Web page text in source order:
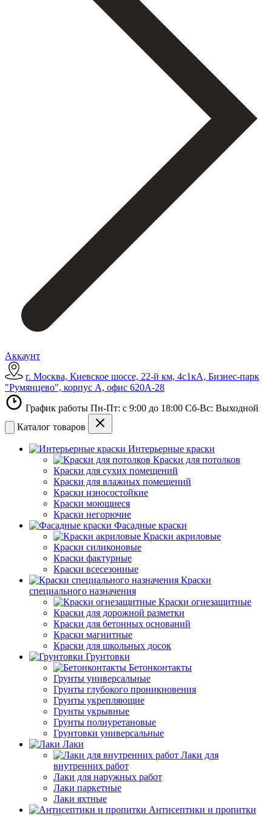
Аккаунт
г. Москва, Киевское шоссе, 22-й км, 4с1кА, Бизнес-парк
"Румянцево", корпус А, офис 620А-28
График работы Пн-Пт: с 9:00 до 18:00 Сб-Вс: Выходной
Каталог товаров
Интерьерные краски
Краски для потолков
Краски для сухих помещений
Краски для влажных помещений
Краски износостойкие
Краски моющиеся
Краски негорючие
Фасадные краски
Краски акриловые
Краски силиконовые
Краски фактурные
Краски всесезонные
Краски
специального назначения
Краски огнезащитные
Краски для дорожной разметки
Краски для бетонных оснований
Краски магнитные
Краски для школьных досок
Грунтовки
Бетонконтакты
Грунты универсальные
Грунты глубокого проникновения
Грунты укрепляющие
Грунты укрывные
Грунты полиуретановые
Грунтовки универсальные
Лаки
Лаки для
внутренних работ
Лаки для наружных работ
Лаки паркетные
Лаки яхтные
Антисептики и пропитки